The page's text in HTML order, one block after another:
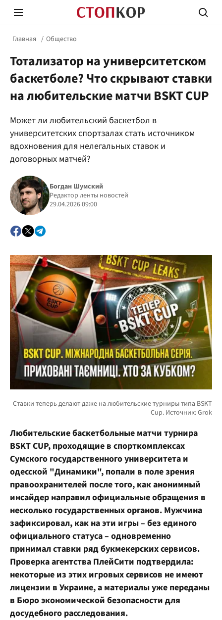
Политика
Главная Общество
Тотализатор на университетском
баскетболе? Что скрывают ставки
на любительские матчи BSKT CUP
Может ли любительский баскетбол в
университетских спортзалах стать источником
вдохновения для нелегальных ставок и
договорных матчей?
Богдан Шумский
Редактор ленты новостей
29.04.2026 09:00
Любительские баскетбольные матчи турнира
BSKT CUP, проходящие в спорткомплексах
Сумского государственного университета и
одесской "Динамики", попали в поле зрения
правоохранителей после того, как анонимный
инсайдер направил официальные обращения в
несколько государственных органов. Мужчина
зафиксировал, как на эти игры – без единого
официального статуса – одновременно
принимал ставки ряд букмекерских сервисов.
Проверка агентства ПлейСити подтвердила:
некоторые из этих игровых сервисов не имеют
лицензии в Украине, а материалы уже переданы
в Бюро экономической безопасности для
досудебного расследования.